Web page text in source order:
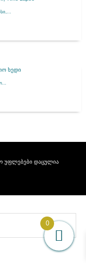
უფლებები დაცულია
0